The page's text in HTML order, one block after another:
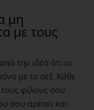
μη
με τους
την ιδέα ότι οι
με το σεξ. Κάθε
φίλους σου
σου αρέσει και